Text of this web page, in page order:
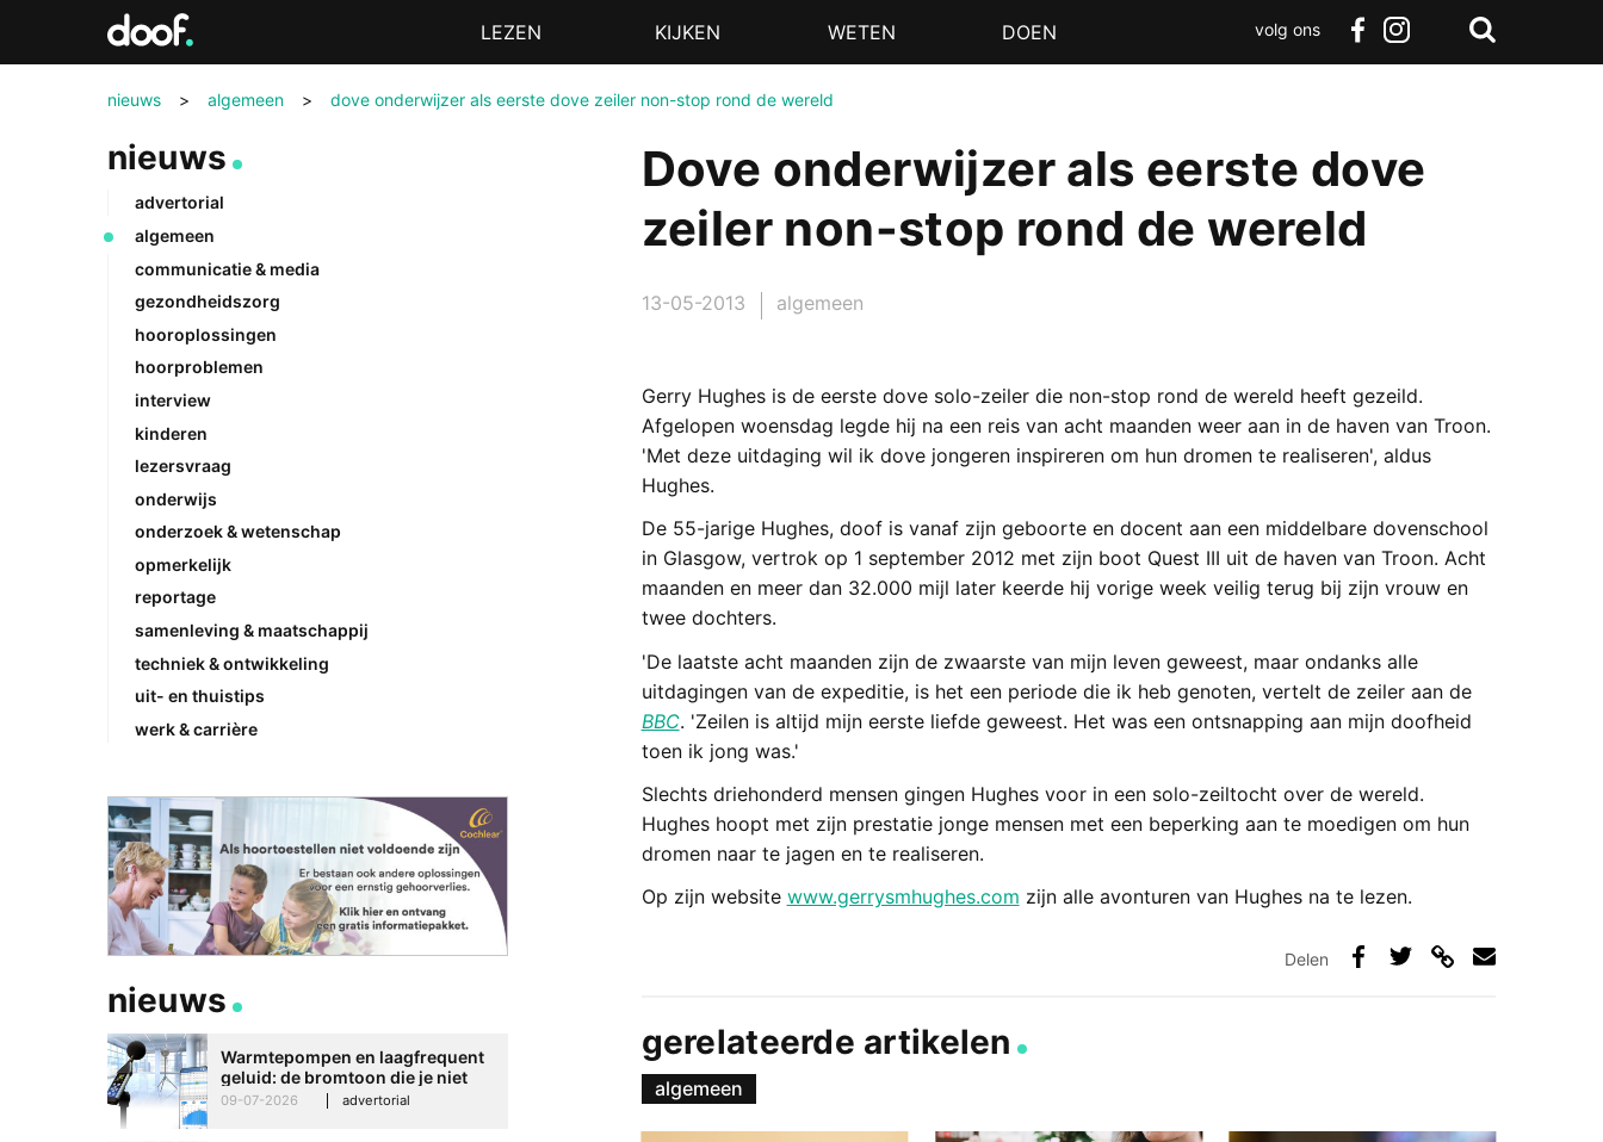
MenuLEZEN KIJKEN WETEN DOEN
volg ons
nieuws > algemeen > dove onderwijzer als eerste dove zeiler non-stop rond de wereld
Dove onderwijzer als eerste dove
zeiler non-stop rond de wereld
13-05-2013 algemeen
Gerry Hughes is de eerste dove solo-zeiler die non-stop rond de wereld heeft gezeild.
Afgelopen woensdag legde hij na een reis van acht maanden weer aan in de haven van Troon.
'Met deze uitdaging wil ik dove jongeren inspireren om hun dromen te realiseren', aldus
Hughes.
De 55-jarige Hughes, doof is vanaf zijn geboorte en docent aan een middelbare dovenschool
in Glasgow, vertrok op 1 september 2012 met zijn boot Quest III uit de haven van Troon. Acht
maanden en meer dan 32.000 mijl later keerde hij vorige week veilig terug bij zijn vrouw en
twee dochters.
'De laatste acht maanden zijn de zwaarste van mijn leven geweest, maar ondanks alle
uitdagingen van de expeditie, is het een periode die ik heb genoten, vertelt de zeiler aan de
BBC. 'Zeilen is altijd mijn eerste liefde geweest. Het was een ontsnapping aan mijn doofheid
toen ik jong was.'
Slechts driehonderd mensen gingen Hughes voor in een solo-zeiltocht over de wereld.
Hughes hoopt met zijn prestatie jonge mensen met een beperking aan te moedigen om hun
dromen naar te jagen en te realiseren.
Op zijn website www.gerrysmhughes.com zijn alle avonturen van Hughes na te lezen.
Delen
gerelateerde artikelen
algemeen
nieuws
advertorial
algemeen
communicatie & media
gezondheidszorg
hooroplossingen
hoorproblemen
interview
kinderen
lezersvraag
onderwijs
onderzoek & wetenschap
opmerkelijk
reportage
samenleving & maatschappij
techniek & ontwikkeling
uit- en thuistips
werk & carrière
nieuws
Warmtepompen en laagfrequent
geluid: de bromtoon die je niet
kunt negeren
09-07-2026 advertorial
Doof.nl
Zoeken
Terug